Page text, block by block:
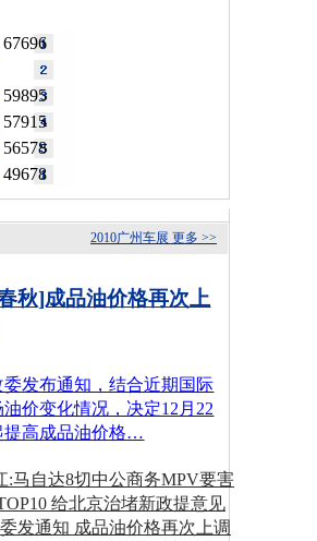
67696
59895
57915
56578
49678
更多 >>
2010广州车展
秋]成品油价格再次上
委发布通知，结合近期国际
油价变化情况，决定12月22
提高成品油价格…
:马自达8切中公商务MPV要害
给北京治堵新政提意见
发通知 成品油价格再次上调